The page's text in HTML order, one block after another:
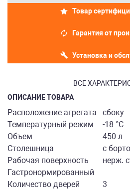
Товар
Гарантия от
Установка и
ВСЕ
ОПИСАНИЕ ТОВАРА
Расположение агрегата
сбоку
Температурный режим
-18 °С
Объем
450 л
Столешница
с
Рабочая поверхность
нерж.
Гастронормированный
Количество дверей
3